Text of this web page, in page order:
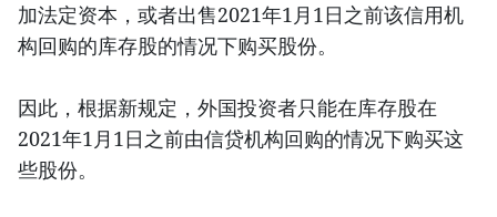
加法定资本，或者出售2021年1月1日之前该信用机
构回购的库存股的情况下购买股份。
因此，根据新规定，外国投资者只能在库存股在
2021年1月1日之前由信贷机构回购的情况下购买这
些股份。